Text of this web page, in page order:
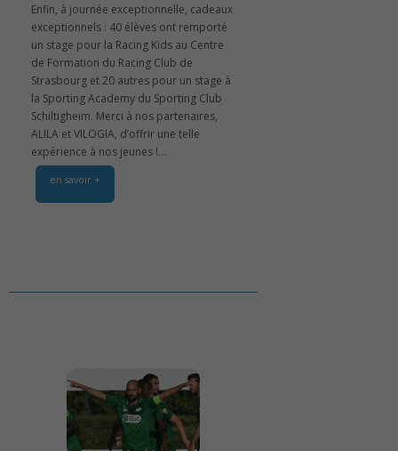
Enfin, à journée exceptionnelle, cadeaux
exceptionnels : 40 élèves ont remporté
un stage pour la Racing Kids au Centre
de Formation du Racing Club de
Strasbourg et 20 autres pour un stage à
la Sporting Academy du Sporting Club
Schiltigheim. Merci à nos partenaires,
ALILA et VILOGIA, d’offrir une telle
expérience à nos jeunes !...
en savoir +